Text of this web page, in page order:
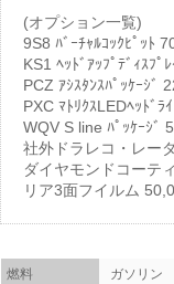
(オプション一覧)
9S8 ﾊﾞｰﾁｬﾙｺｯｸﾋﾟｯﾄ
KS1 ﾍｯﾄﾞｱｯﾌﾟﾃﾞｨｽﾌﾟ
PCZ ｱｼｽﾀﾝｽﾊﾟｯｹｰｼﾞ
PXC ﾏﾄﾘｸｽLEDﾍｯﾄﾞﾗ
WQV S line ﾊﾟｯｹｰｼﾞ
社外ドラレコ・レー
ダイヤモンドコーテ
リア3面フイルム
燃料 ガソリン